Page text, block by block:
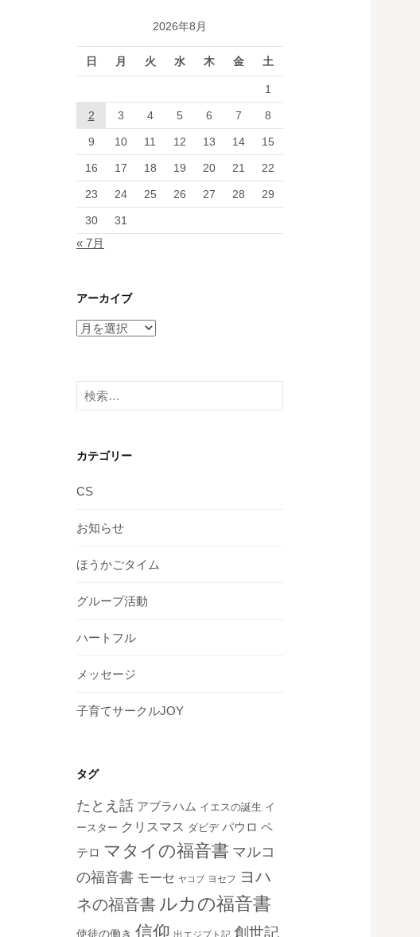
2026年8月
日 月 火 水 木 金 土
1
2 3 4 5 6 7 8
9 10 11 12 13 14 15
16 17 18 19 20 21 22
23 24 25 26 27 28 29
30 31
« 7月
アーカイブ
ア
イ
ブ
検
索:
カテゴリー
CS
お知らせ
ほうかごタイム
グループ活動
ハートフル
メッセージ
子育てサークルJOY
タグ
たとえ話 アブラハム イエスの誕生 イ
ースター クリスマス ダビデ パウロ ペ
テロ マタイの福音書 マルコ
の福音書 モーセ ヤコブ ヨセフ ヨハ
ネの福音書 ルカの福音書
使徒の働き 信仰 出エジプト記 創世記